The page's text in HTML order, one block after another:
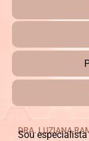
DRA. LUZIANA
Sou